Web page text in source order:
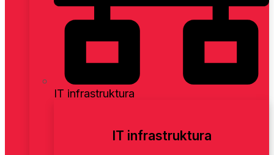
IT infrastruktura
IT infrastruktura